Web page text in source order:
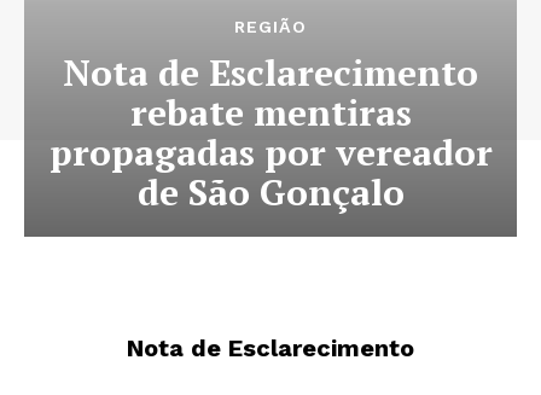
REGIÃO
Nota de Esclarecimento
rebate mentiras
propagadas por vereador
de São Gonçalo
Nota de Esclarecimento